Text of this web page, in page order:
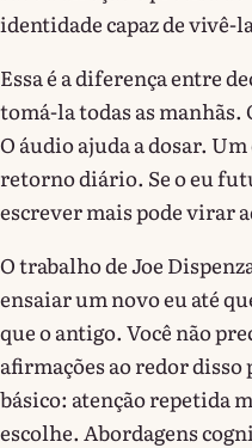
identidade capaz de vivê-
Essa é a diferença entre
tomá-la todas as
O áudio ajuda a dosar.
retorno diário. Se o eu
escrever mais pode virar
O trabalho de Joe
ensaiar um novo eu até
que o antigo. Você não
afirmações ao redor disso
básico: atenção repetida
escolhe. Abordagens